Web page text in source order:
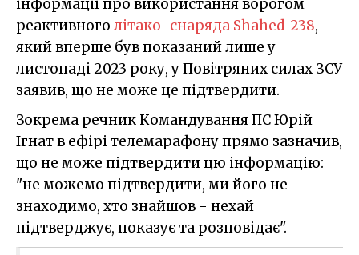
інформації про використання ворогом
реактивного літако-снаряда Shahed-238,
який вперше був показаний лише у
листопаді 2023 року, у Повітряних силах ЗСУ
заявив, що не може це підтвердити.
Зокрема речник Командування ПС Юрій
Ігнат в ефірі телемарафону прямо зазначив,
що не може підтвердити цю інформацію:
"не можемо підтвердити, ми його не
знаходимо, хто знайшов - нехай
підтверджує, показує та розповідає".